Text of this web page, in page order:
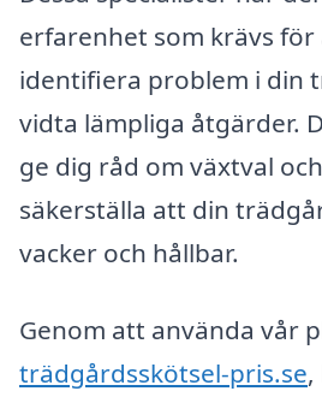
erfarenhet som krävs
identifiera problem i din
vidta lämpliga åtgärder.
ge dig råd om växtval
säkerställa att din
vacker och hållbar.
Genom att använda vår
trädgårdsskötsel-pris.se,